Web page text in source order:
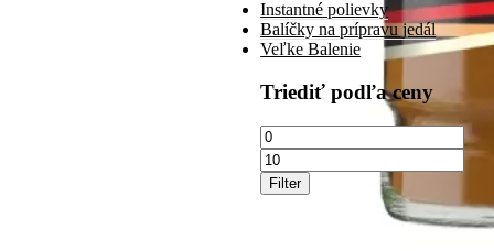
Instantné polievky
Balíčky na prípravu jedál
Veľke Balenie
Triediť podľa ceny
Minimálna
cena
Filter